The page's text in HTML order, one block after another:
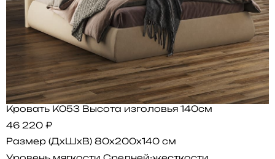
Кровать K053 Высота изголовья 140см
46 220 ₽
Размер (ДхШхВ) 80x200x140 см